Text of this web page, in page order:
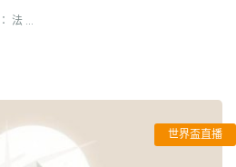
法 ...
世界盃直播